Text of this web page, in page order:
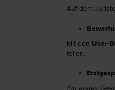
Auf dem
Mit den User-
teilen.
Ein erstes